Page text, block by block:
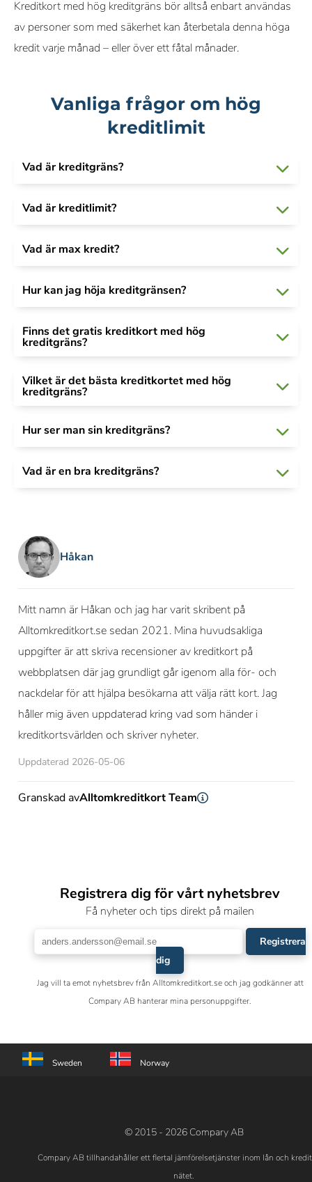
Kreditkort med hög kreditgräns bör alltså enbart användas
av personer som med säkerhet kan återbetala denna höga
kredit varje månad – eller över ett fåtal månader.
Vanliga frågor om hög
kreditlimit
Vad är kreditgräns?
Vad är kreditlimit?
Vad är max kredit?
Hur kan jag höja kreditgränsen?
Finns det gratis kreditkort med hög
kreditgräns?
Vilket är det bästa kreditkortet med hög
kreditgräns?
Hur ser man sin kreditgräns?
Vad är en bra kreditgräns?
Håkan
Mitt namn är Håkan och jag har varit skribent på
Alltomkreditkort.se sedan 2021. Mina huvudsakliga
uppgifter är att skriva recensioner av kreditkort på
webbplatsen där jag grundligt går igenom alla för- och
nackdelar för att hjälpa besökarna att välja rätt kort. Jag
håller mig även uppdaterad kring vad som händer i
kreditkortsvärlden och skriver nyheter.
Uppdaterad 2026-05-06
Granskad avAlltomkreditkort Team
Registrera dig för vårt nyhetsbrev
Få nyheter och tips direkt på mailen
Registrera
dig
Jag vill ta emot nyhetsbrev från Alltomkreditkort.se och jag godkänner att
Compary AB hanterar mina personuppgifter.
Sweden Norway
© 2015 - 2026 Compary AB
Compary AB tillhandahåller ett flertal jämförelsetjänster inom lån och
nätet.